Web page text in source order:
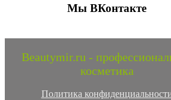
Мы ВКонтакте
Beautymir.ru -
косметика
Политика